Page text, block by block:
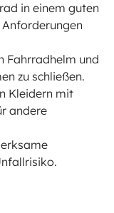
in einem guten
Fahrradhelm und
zu schließen.
Kleidern mit
andere